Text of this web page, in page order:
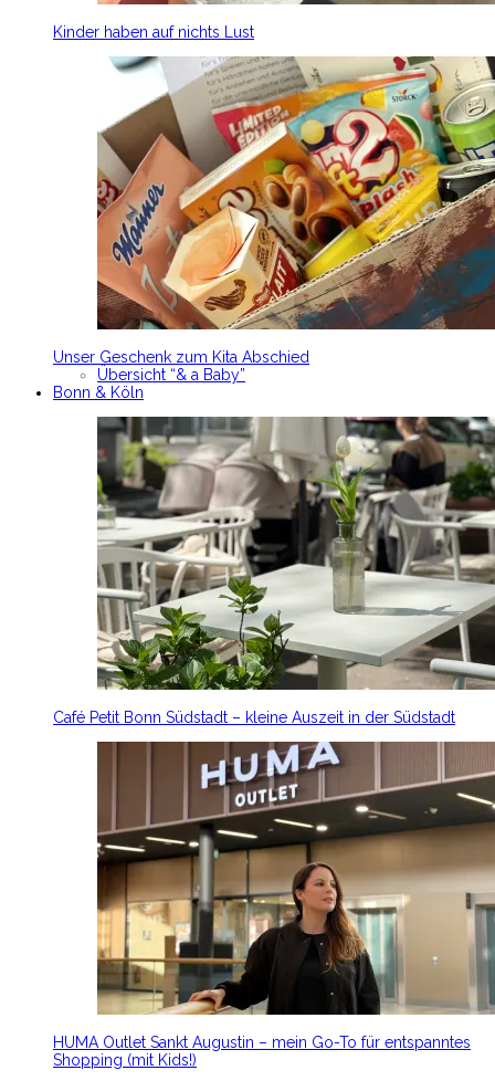
Kinder haben auf nichts Lust
Unser Geschenk zum Kita Abschied
Übersicht “& a Baby”
Bonn & Köln
Café Petit Bonn Südstadt – kleine Auszeit in der Südstadt
HUMA Outlet Sankt Augustin – mein Go-To für entspanntes
Shopping (mit Kids!)